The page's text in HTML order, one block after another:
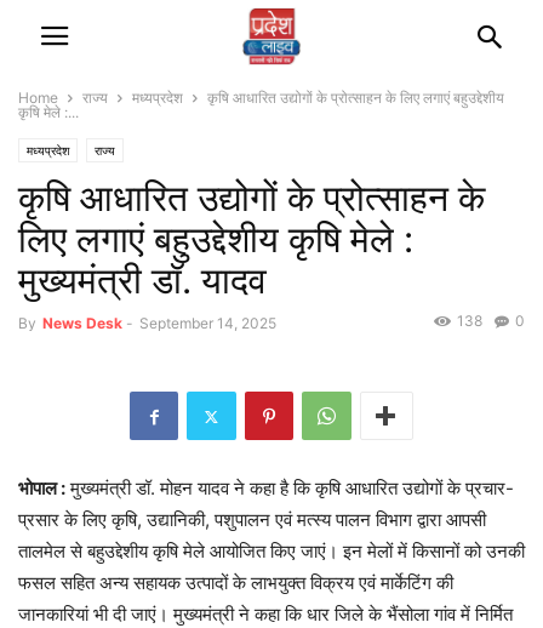
Home राज्‍य मध्यप्रदेश
कृषि आधारित उद्योगों के प्रोत्साहन के लिए लगाएं बहुउद्देशीय
कृषि मेले :...
मध्यप्रदेश राज्‍य
कृषि आधारित उद्योगों के प्रोत्साहन के
लिए लगाएं बहुउद्देशीय कृषि मेले :
मुख्यमंत्री डॉ. यादव
By News Desk - September 14, 2025 0
138
भोपाल :मुख्यमंत्री डॉ. मोहन यादव ने कहा है कि कृषि आधारित उद्योगों के प्रचार-
प्रसार के लिए कृषि, उद्यानिकी, पशुपालन एवं मत्स्य पालन विभाग द्वारा आपसी
तालमेल से बहुउद्देशीय कृषि मेले आयोजित किए जाएं। इन मेलों में किसानों को उनकी
फसल सहित अन्य सहायक उत्पादों के लाभयुक्त विक्रय एवं मार्केटिंग की
जानकारियां भी दी जाएं। मुख्यमंत्री ने कहा कि धार जिले के भैंसोला गांव में निर्मित